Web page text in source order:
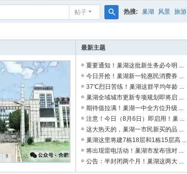
帖子
索
热搜: 巢湖 风景 旅游
9
最新主题
重要通知！巢湖这批新生务必今明 ...
今日开抢！巢湖新一轮惠民消费券 ...
37℃烈日苦练！巢湖这群平均年龄 ...
巢湖全域城市更新专项规划即将启 ...
期待值拉满！巢湖一中全方位升级 ...
注意！今日（8月6日）即启用！巢 ...
这大热天的，巢湖一市民新买的品 ...
巢湖这里将建7栋18层和1栋15层高 ...
将出现雷电活动！巢湖市发布强对 ...
公告：半封闭两个月！巢湖这两大 ...